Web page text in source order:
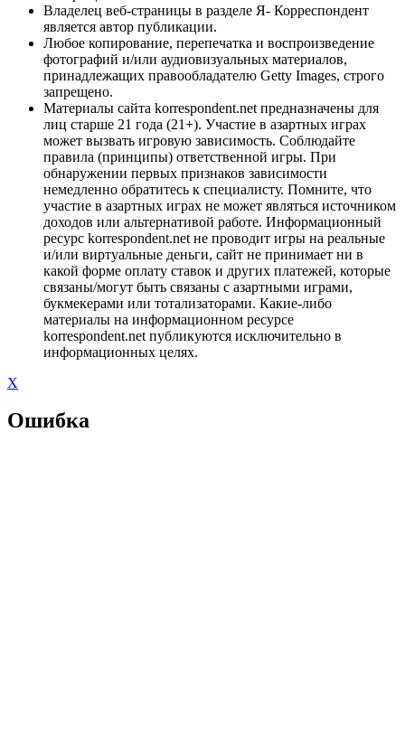
Владелец веб-страницы в разделе Я- Корреспондент
является автор публикации.
Любое копирование, перепечатка и воспроизведение
фотографий и/или аудиовизуальных материалов,
принадлежащих правообладателю Getty Images, строго
запрещено.
Материалы сайта korrespondent.net предназначены для
лиц старше 21 года (21+). Участие в азартных играх
может вызвать игровую зависимость. Соблюдайте
правила (принципы) ответственной игры. При
обнаружении первых признаков зависимости
немедленно обратитесь к специалисту. Помните, что
участие в азартных играх не может являться источником
доходов или альтернативой работе. Информационный
ресурс korrespondent.net не проводит игры на реальные
и/или виртуальные деньги, сайт не принимает ни в
какой форме оплату ставок и других платежей, которые
связаны/могут быть связаны с азартными играми,
букмекерами или тотализаторами. Какие-либо
материалы на информационном ресурсе
korrespondent.net публикуются исключительно в
информационных целях.
X
Ошибка